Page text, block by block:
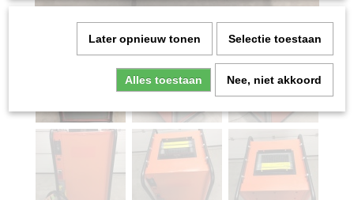
Later opnieuw tonen Selectie toestaan
Alles toestaan Nee, niet akkoord